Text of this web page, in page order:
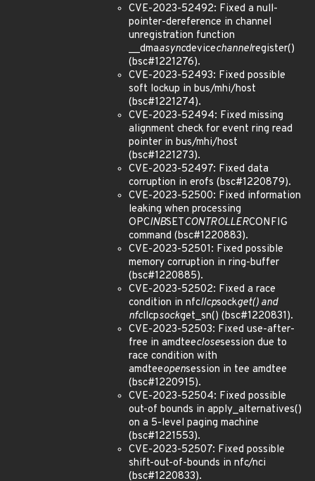
CVE-2023-52492: Fixed a null-
pointer-dereference in channel
unregistration function
__dmaasyncdevicechannelregister()
(bsc#1221276).
CVE-2023-52493: Fixed possible
soft lockup in bus/mhi/host
(bsc#1221274).
CVE-2023-52494: Fixed missing
alignment check for event ring read
pointer in bus/mhi/host
(bsc#1221273).
CVE-2023-52497: Fixed data
corruption in erofs (bsc#1220879).
CVE-2023-52500: Fixed information
leaking when processing
OPCINBSETCONTROLLERCONFIG
command (bsc#1220883).
CVE-2023-52501: Fixed possible
memory corruption in ring-buffer
(bsc#1220885).
CVE-2023-52502: Fixed a race
condition in nfcllcpsockget() and
nfcllcpsockget_sn() (bsc#1220831).
CVE-2023-52503: Fixed use-after-
free in amdteeclosesession due to
race condition with
amdteeopensession in tee amdtee
(bsc#1220915).
CVE-2023-52504: Fixed possible
out-of bounds in apply_alternatives()
on a 5-level paging machine
(bsc#1221553).
CVE-2023-52507: Fixed possible
shift-out-of-bounds in nfc/nci
(bsc#1220833).